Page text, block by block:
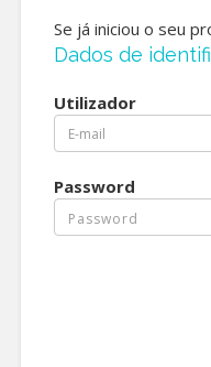
Se já iniciou o seu
Dados de
Utilizador
Password